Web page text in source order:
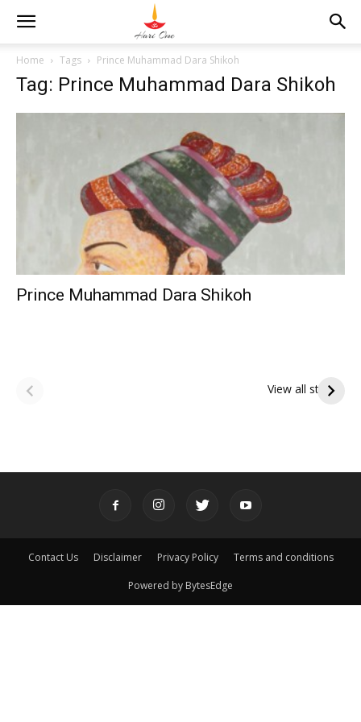
Home Tags Prince Muhammad Dara Shikoh
Tag: Prince Muhammad Dara Shikoh
Prince Muhammad Dara Shikoh
View all stories
పితృదేవతల ఆశీర్వాదం
ఇంద్రకీలాద్రి గిరి ప్రదక్షిణ
Contact Us Disclaimer Privacy Policy Terms and conditions
Powered by BytesEdge